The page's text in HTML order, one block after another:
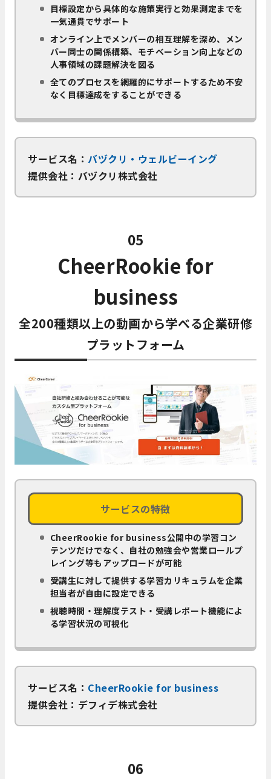
目標設定から具体的な施策実行と効果測定までを
一気通貫でサポート
オンライン上でメンバーの相互理解を深め、メン
バー同士の関係構築、モチベーション向上などの
人事領域の課題解決を図る
全てのプロセスを網羅的にサポートするため不安
なく目標達成をすることができる
サービス名： バヅクリ・ウェルビーイング
提供会社：バヅクリ株式会社
05
CheerRookie for
business
全200種類以上の動画から学べる企業研修
プラットフォーム
サービスの特徴
CheerRookie for business公開中の学習コン
テンツだけでなく、自社の勉強会や営業ロールプ
レイング等もアップロードが可能
受講生に対して提供する学習カリキュラムを企業
担当者が自由に設定できる
視聴時間・理解度テスト・受講レポート機能によ
る学習状況の可視化
サービス名： CheerRookie for business
提供会社：デフィデ株式会社
06